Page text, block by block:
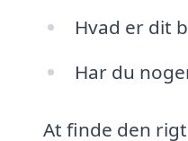
Hvad er dit
Har du
At finde den